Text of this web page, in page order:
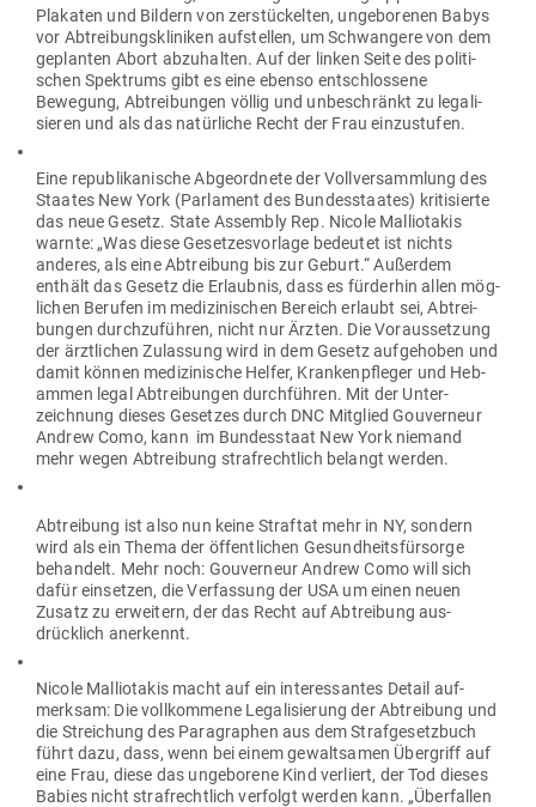
Pla­katen und Bildern von zer­stü­ckelten, unge­bo­renen Babys
vor Abtrei­bungs­kli­niken auf­stellen, um Schwangere von dem
geplanten Abort abzu­halten. Auf der linken Seite des poli­ti­
schen Spek­trums gibt es eine ebenso ent­schlossene
Bewegung, Abtrei­bungen völlig und unbe­schränkt zu lega­li­
sieren und als das natür­liche Recht der Frau einzustufen.
Eine repu­bli­ka­nische Abge­ordnete der Voll­ver­sammlung des
Staates New York (Par­lament des Bun­des­staates) kri­ti­sierte
das neue Gesetz. State Assembly Rep. Nicole Mal­lio­takis
warnte: „Was diese Geset­zes­vorlage bedeutet ist nichts
anderes, als eine Abtreibung bis zur Geburt.“ Außerdem
enthält das Gesetz die Erlaubnis, dass es für­derhin allen mög­
lichen Berufen im medi­zi­ni­schen Bereich erlaubt sei, Abtrei­
bungen durch­zu­führen, nicht nur Ärzten. Die Vor­aus­setzung
der ärzt­lichen Zulassung wird in dem Gesetz auf­ge­hoben und
damit können medi­zi­nische Helfer, Kran­ken­pfleger und Heb­
ammen legal Abtrei­bungen durch­führen. Mit der Unter­
zeichnung dieses Gesetzes durch DNC Mit­glied Gou­verneur
Andrew Como, kann im Bun­des­staat New York niemand
mehr wegen Abtreibung straf­rechtlich belangt werden.
Abtreibung ist also nun keine Straftat mehr in NY, sondern
wird als ein Thema der öffent­lichen Gesund­heits­für­sorge
behandelt. Mehr noch: Gou­verneur Andrew Como will sich
dafür ein­setzen, die Ver­fassung der USA um einen neuen
Zusatz zu erweitern, der das Recht auf Abtreibung aus­
drücklich anerkennt.
Nicole Mal­lio­takis macht auf ein inter­es­santes Detail auf­
merksam: Die voll­kommene Lega­li­sierung der Abtreibung und
die Strei­chung des Para­graphen aus dem Straf­ge­setzbuch
führt dazu, dass, wenn bei einem gewalt­samen Über­griff auf
eine Frau, diese das unge­borene Kind ver­liert, der Tod dieses
Babies nicht straf­rechtlich ver­folgt werden kann. „Über­fallen